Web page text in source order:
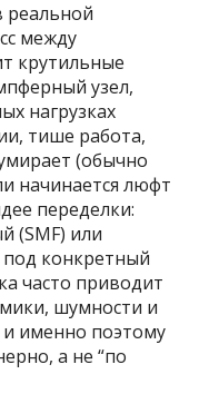
реальной
между
крутильные
узел,
нагрузках
тише работа,
(обычно
начинается люфт
переделки:
(SMF) или
под конкретный
часто приводит
шумности и
и именно поэтому
а не “по